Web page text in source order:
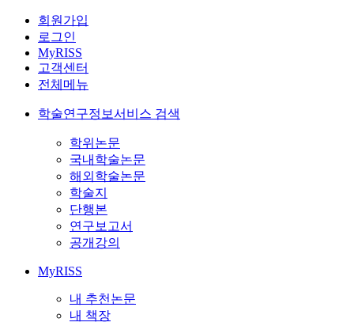
회원가입
로그인
MyRISS
고객센터
전체메뉴
학술연구정보서비스 검색
학위논문
국내학술논문
해외학술논문
학술지
단행본
연구보고서
공개강의
MyRISS
내 추천논문
내 책장